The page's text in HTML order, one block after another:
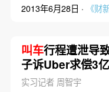
2013年6月28日 · 《财
叫车行程遭泄导
子诉Uber求偿3亿
实习记者 周智宇